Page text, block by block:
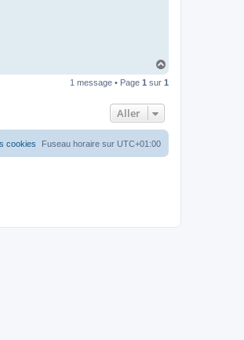
u
1 message • Page 1 sur 1
Aller
Fuseau horaire sur UTC+01:00
cookies